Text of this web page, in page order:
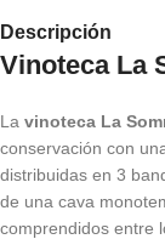
Descripción
Vinoteca La
La vinoteca La
conservación con
distribuidas en 3
de una cava
comprendidos entre